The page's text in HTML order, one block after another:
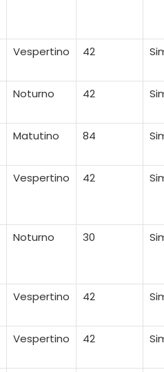
Vespertino 42
Noturno 42
Matutino 84
Vespertino 42
Noturno 30
Vespertino 42
Vespertino 42